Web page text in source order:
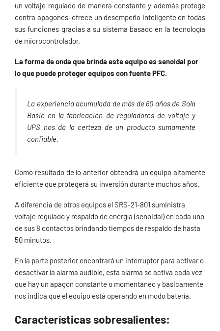
un voltaje regulado de manera constante y además protege
contra apagones, ofrece un desempeño inteligente en todas
sus funciones gracias a su sistema basado en la tecnología
de microcontrolador.
La forma de onda que brinda este equipo es senoidal por
lo que puede proteger equipos con fuente PFC.
La experiencia acumulada de más de 60 años de Sola
Basic en la fabricación de reguladores de voltaje y
UPS nos da la certeza de un producto sumamente
confiable.
Como resultado de lo anterior obtendrá un equipo altamente
eficiente que protegerá su inversión durante muchos años.
A diferencia de otros equipos el SRS-21-801 suministra
voltaje regulado y respaldo de energía (senoidal) en cada uno
de sus 8 contactos brindando tiempos de respaldo de hasta
50 minutos.
En la parte posterior encontrará un interruptor para activar o
desactivar la alarma audible, esta alarma se activa cada vez
que hay un apagón constante o momentáneo y básicamente
nos indica que el equipo está operando en modo batería.
Características sobresalientes: